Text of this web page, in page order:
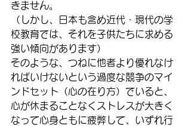
きません。
（しかし、日本も含め近代・現代の学
校教育では、それを子供たちに求める
強い傾向があります）
そのような、つねに他者より優れなけ
ればいけないという過度な競争のマイ
ンドセット（心の在り方）でいると、
心が休まることなくストレスが大きく
なって心身ともに疲弊して、いずれ行